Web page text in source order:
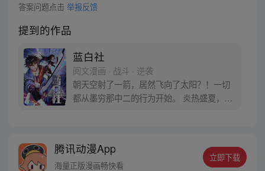
答案问题点击 举报反馈
提到的作品
蓝白社
阅文漫画 · 战斗 · 逆袭
朝天空射了一箭，居然飞向了太阳？！一切
都从墨穷那中二的行为开始。 炎热盛夏，正
命中”的特殊能力！
腾讯动漫App
海量正版漫画畅快看
立即下载